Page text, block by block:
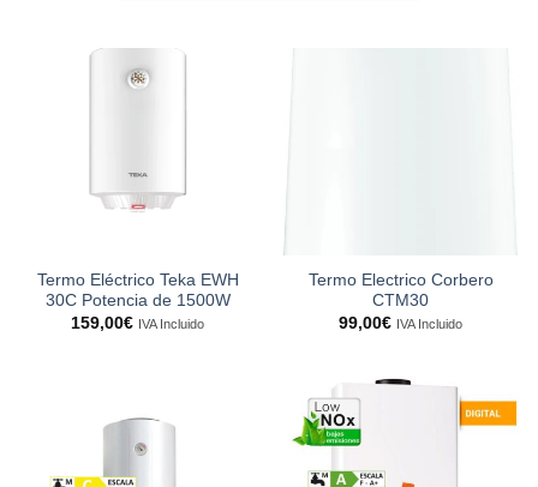
Termo Eléctrico Teka EWH
30C Potencia de 1500W
159,00€ IVA Incluido
Termo Electrico Corbero
CTM30
99,00€ IVA Incluido